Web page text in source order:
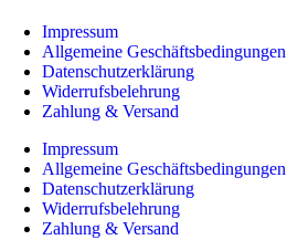
Impressum
Allgemeine Geschäftsbedingungen
Datenschutzerklärung
Widerrufsbelehrung
Zahlung & Versand
Impressum
Allgemeine Geschäftsbedingungen
Datenschutzerklärung
Widerrufsbelehrung
Zahlung & Versand